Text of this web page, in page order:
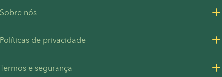
Sobre nós
Recursos de Imprensa
Políticas de privacidade
Termos e segurança